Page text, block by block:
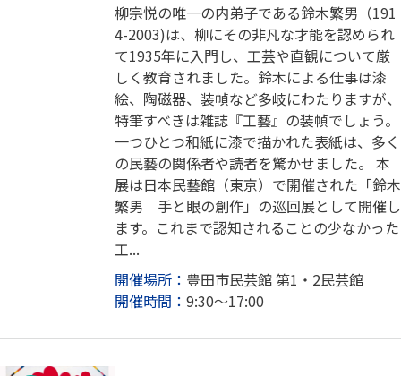
柳宗悦の唯一の内弟子である鈴木繁男（191
4-2003)は、柳にその非凡な才能を認められ
て1935年に入門し、工芸や直観について厳
しく教育されました。鈴木による仕事は漆
絵、陶磁器、装幀など多岐にわたりますが、
特筆すべきは雑誌『工藝』の装幀でしょう。
一つひとつ和紙に漆で描かれた表紙は、多く
の民藝の関係者や読者を驚かせました。 本
展は日本民藝館（東京）で開催された「鈴木
繁男 手と眼の創作」の巡回展として開催し
ます。これまで認知されることの少なかった
工...
開催場所： 豊田市民芸館 第1・2民芸館
開催時間： 9:30～17:00